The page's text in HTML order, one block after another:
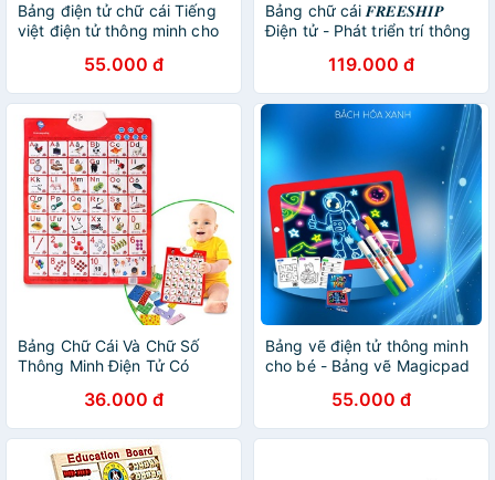
Bảng điện tử chữ cái Tiếng
việt điện tử thông minh cho
55.000 đ
Bảng chữ cái 𝑭𝑹𝑬𝑬𝑺𝑯𝑰𝑷
Điện tử - Phát triển trí thông
119.000 đ
Bảng Chữ Cái Và Chữ Số
Thông Minh Điện Tử Có
36.000 đ
Bảng vẽ điện tử thông minh
cho bé - Bảng vẽ Magicpad
55.000 đ